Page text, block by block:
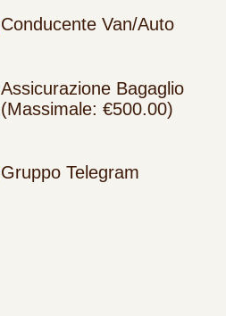
Conducente Van/Auto
Assicurazione Bagaglio
(Massimale: €500.00)
Gruppo Telegram